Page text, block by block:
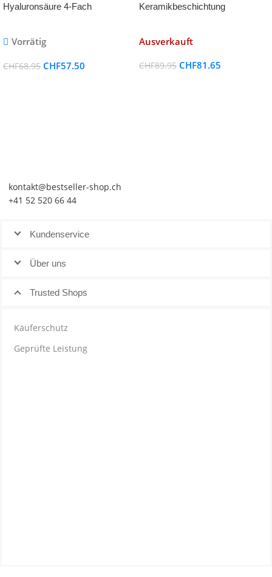
Hyaluronsäure 4-Fach
Vorrätig
CHF68.95 CHF57.50
Keramikbeschichtung
Ausverkauft
CHF89.95 CHF81.65
kontakt@bestseller-shop.ch
+41 52 520 66 44
Kundenservice
Über uns
Trusted Shops
Käuferschutz
Geprüfte Leistung